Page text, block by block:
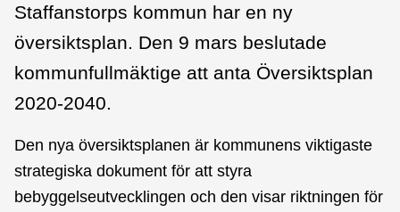
Staffanstorps kommun har en ny
översiktsplan. Den 9 mars beslutade
kommunfullmäktige att anta Översiktsplan
2020-2040.
Den nya översiktsplanen är kommunens viktigaste
strategiska dokument för att styra
bebyggelseutvecklingen och den visar riktningen för